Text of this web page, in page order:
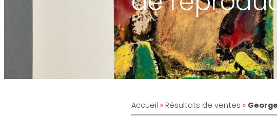
Accueil » Résultats de ventes »